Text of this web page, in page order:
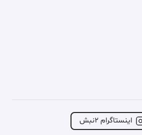
اینستاگرام ۲نبش